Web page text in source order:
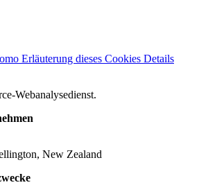
Erläuterung dieses Cookies Details
Webanalysedienst.
New Zealand